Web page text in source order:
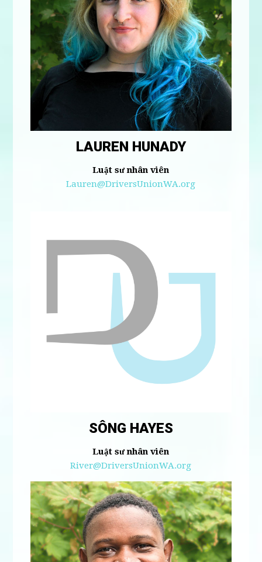
LAUREN HUNADY
Luật sư nhân viên
Lauren@DriversUnionWA.org
SÔNG HAYES
Luật sư nhân viên
River@DriversUnionWA.org